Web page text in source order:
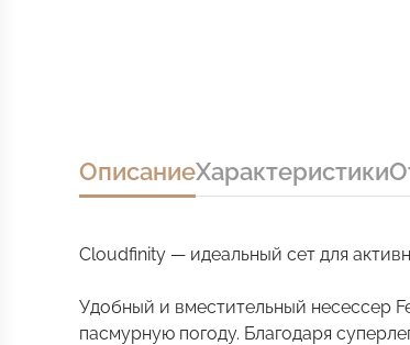
ОписаниеХарактеристики
Cloudfinity — идеальный сет для
Удобный и вместительный несессер
пасмурную погоду. Благодаря